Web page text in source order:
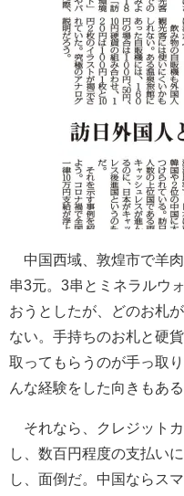
中国西域、敦煌市で羊
串3元。3串とミネラルウ
おうとしたが、どのお札
ない。手持ちのお札と硬
取ってもらうのが手っ取
んな経験をした向きもある
それなら、クレジット
し、数百円程度の支払い
し、面倒だ。中国ならス